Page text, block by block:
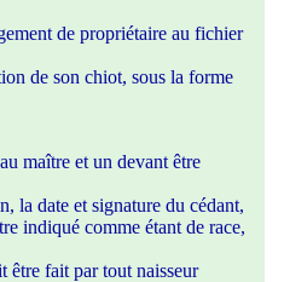
de propriétaire au fichier
de son chiot, sous la forme
maître et un devant être
la date et signature du cédant,
indiqué comme étant de race,
être fait par tout naisseur